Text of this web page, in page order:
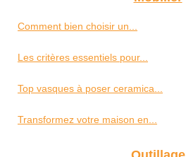
Comment bien choisir un...
Les critères essentiels pour...
Top vasques à poser ceramica...
Transformez votre maison en...